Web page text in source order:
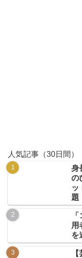
人気記事（30日間）
身
の
ッ
題
用
を